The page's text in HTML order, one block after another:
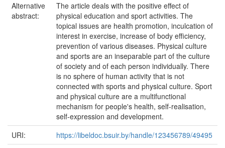
Alternative
abstract:
The article deals with the positive effect of
physical education and sport activities. The
topical issues are health promotion, inculcation of
interest in exercise, increase of body efficiency,
prevention of various diseases. Physical culture
and sports are an inseparable part of the culture
of society and of each person individually. There
is no sphere of human activity that is not
connected with sports and physical culture. Sport
and physical culture are a multifunctional
mechanism for people's health, self-realisation,
self-expression and development.
URI:
https://libeldoc.bsuir.by/handle/123456789/49495